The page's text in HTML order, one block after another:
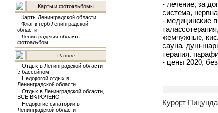
Карты и фотоальбомы
Карты Ленинградской области
Флаг и герб Ленинградской
области
Ленинградская область:
фотоальбом
Разное
Отдых в Ленинградской области
с бассейном
Недорогой отдых в
Ленинградской области
Отдых в Ленинградской области,
ВСЕ ВКЛЮЧЕНО
Недорогие санатории в
Ленинградской области
- лечение, за
система,
- медицинские
жемчужные,
сауна, душ-
терапия,
- цены 2020,
Курорт